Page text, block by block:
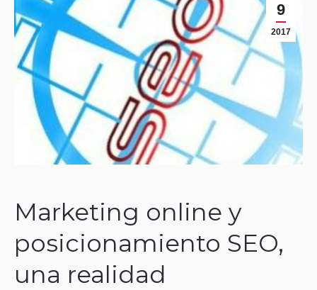
9
2017
Marketing online y
posicionamiento SEO,
una realidad